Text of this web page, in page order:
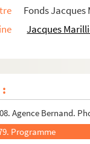
Fonds
Jacques
; Dupuy)
; 1-TMD-00348.
Agence Bernand.
Programme